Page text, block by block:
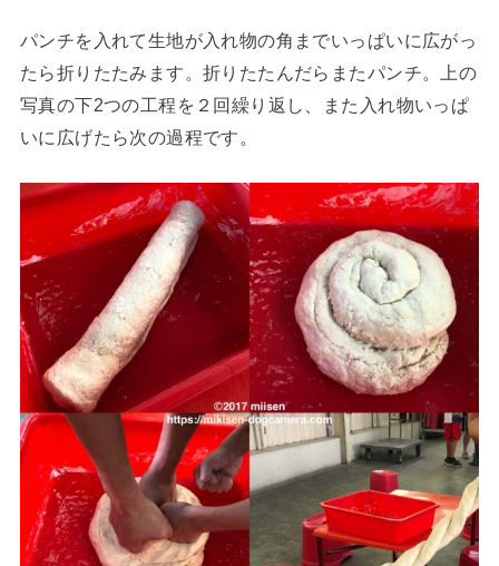
パンチを入れて生地が入れ物の角までいっぱいに広がっ
たら折りたたみます。折りたたんだらまたパンチ。上の
写真の下2つの工程を２回繰り返し、また入れ物いっぱ
いに広げたら次の過程です。